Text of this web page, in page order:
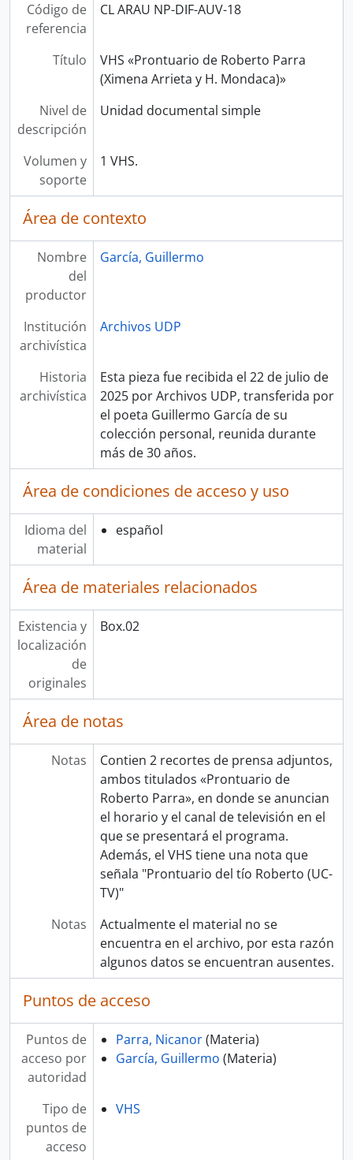
Código de
referencia
CL ARAU NP-DIF-AUV-18
Título
VHS «Prontuario de Roberto Parra
(Ximena Arrieta y H. Mondaca)»
Nivel de
descripción
Unidad documental simple
Volumen y
soporte
1 VHS.
Área de contexto
Nombre
del
productor
García, Guillermo
Institución
archivística
Archivos UDP
Historia
archivística
Esta pieza fue recibida el 22 de julio de
2025 por Archivos UDP, transferida por
el poeta Guillermo García de su
colección personal, reunida durante
más de 30 años.
Área de condiciones de acceso y uso
Idioma del
material
español
Área de materiales relacionados
Existencia y
localización
de
originales
Box.02
Área de notas
Notas
Contien 2 recortes de prensa adjuntos,
ambos titulados «Prontuario de
Roberto Parra», en donde se anuncian
el horario y el canal de televisión en el
que se presentará el programa.
Además, el VHS tiene una nota que
señala "Prontuario del tío Roberto (UC-
TV)"
Notas
Actualmente el material no se
encuentra en el archivo, por esta razón
algunos datos se encuentran ausentes.
Puntos de acceso
Puntos de
acceso por
autoridad
Parra, Nicanor(Materia)
García, Guillermo (Materia)
Tipo de
puntos de
acceso
VHS